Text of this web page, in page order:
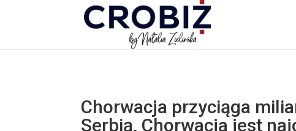
Chorwacja przyciąga
Serbią, Chorwacja jest